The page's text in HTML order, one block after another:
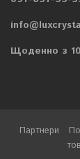
Щоденно з
Партнери